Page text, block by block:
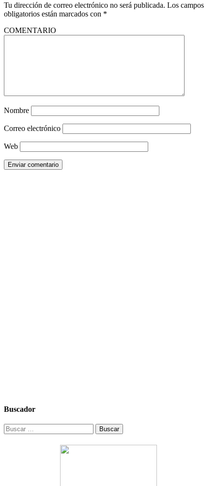
Tu dirección de correo electrónico no será publicada. Los campos
obligatorios están marcados con *
COMENTARIO
Nombre
Correo electrónico
Web
Buscador
Buscar: